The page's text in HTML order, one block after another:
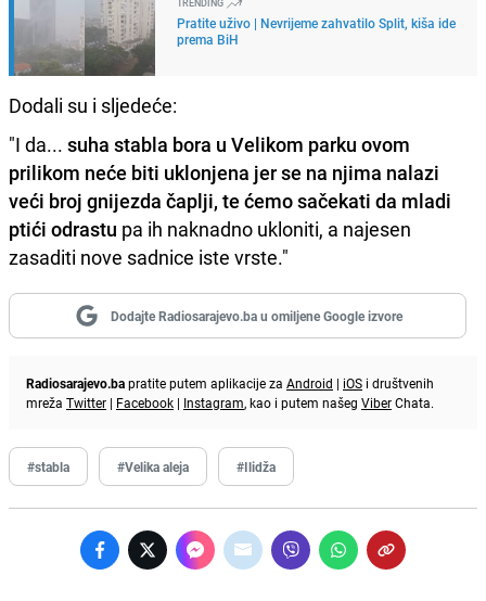
Pratite uživo | Nevrijeme zahvatilo Split, kiša ide
prema BiH
Dodali su i sljedeće:
"I da... suha stabla bora u Velikom parku ovom
prilikom neće biti uklonjena jer se na njima nalazi
veći broj gnijezda čaplji, te ćemo sačekati da mladi
ptići odrastu pa ih naknadno ukloniti, a najesen
zasaditi nove sadnice iste vrste."
Dodajte Radiosarajevo.ba u omiljene Google izvore
Radiosarajevo.bapratite putem aplikacije za Android | iOS i društvenih
mreža Twitter | Facebook | Instagram, kao i putem našeg ViberChata.
#stabla #Velika aleja #Ilidža